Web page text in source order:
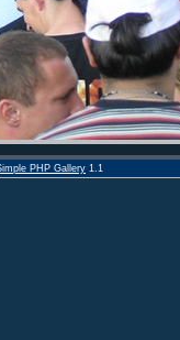
PHP Gallery 1.1